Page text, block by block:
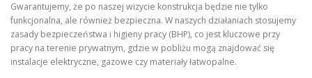
Gwarantujemy, że po naszej wizycie konstrukcja będzie nie tylko
funkcjonalna, ale również bezpieczna. W naszych działaniach stosujemy
zasady bezpieczeństwa i higieny pracy (BHP), co jest kluczowe przy
pracy na terenie prywatnym, gdzie w pobliżu mogą znajdować się
instalacje elektryczne, gazowe czy materiały łatwopalne.